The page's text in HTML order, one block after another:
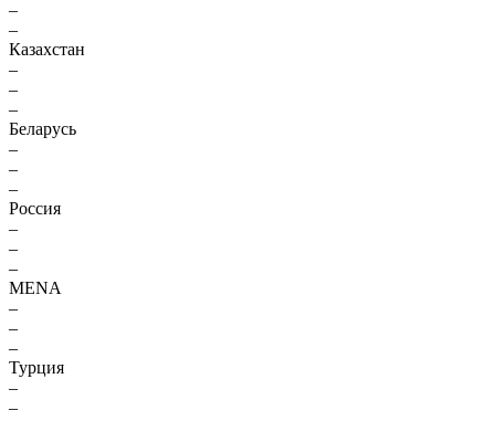
–
–
Казахстан
–
–
–
Беларусь
–
–
–
Россия
–
–
–
MENA
–
–
–
Турция
–
–